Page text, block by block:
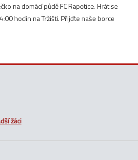
na domácí půdě FC Rapotice. Hrát se
hodin na Tržišti. Přijďte naše borce
žáci